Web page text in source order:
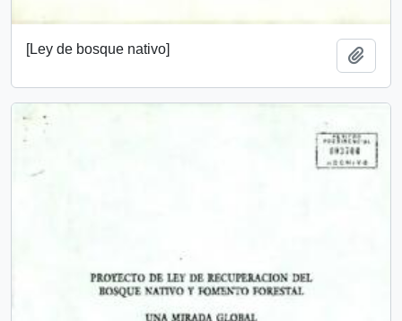
[Ley de bosque nativo]